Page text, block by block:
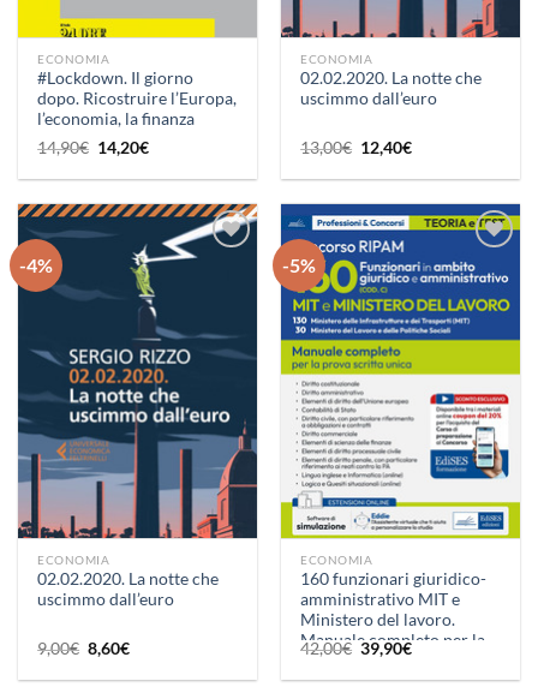
ECONOMIA
#Lockdown. Il giorno
dopo. Ricostruire l’Europa,
l’economia, la finanza
14,90€ Il
prezzo
originale
14,90€.
14,20€Il
attuale
14,20€.
ECONOMIA
02.02.2020. La notte che
uscimmo dall’euro
13,00€ Il
prezzo
originale
13,00€.
12,40€Il
attuale
12,40€.
-4%
dei
desideri
ECONOMIA
02.02.2020. La notte che
uscimmo dall’euro
9,00€ Il
prezzo
originale
8,60€Il
attuale
-5%
Aggiungi
alla lista
dei
ECONOMIA
160 funzionari giuridico-
amministrativo MIT e
Ministero del lavoro.
Manuale completo per la
prova scritta unica. Con
software di simulazione
42,00€ Il
prezzo
originale
39,90€Il
attuale